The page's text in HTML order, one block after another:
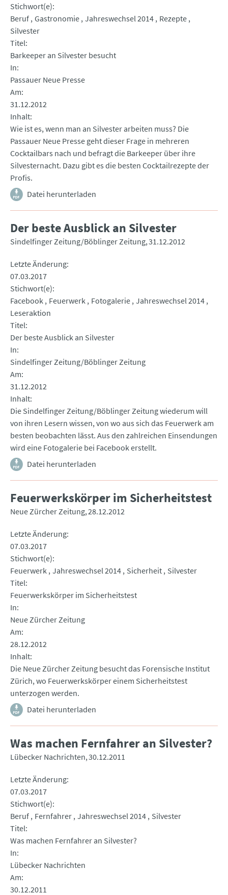
Stichwort(e)
Beruf Gastronomie Jahreswechsel 2014 Rezepte
Silvester
Titel
Barkeeper an Silvester besucht
In
Passauer Neue Presse
Am
31.12.2012
Inhalt
Wie ist es, wenn man an Silvester arbeiten muss? Die
Passauer Neue Presse geht dieser Frage in mehreren
Cocktailbars nach und befragt die Barkeeper über ihre
Silvesternacht. Dazu gibt es die besten Cocktailrezepte der
Profis.
Datei herunterladen
Der beste Ausblick an Silvester
Sindelfinger Zeitung/Böblinger Zeitung 31.12.2012
Letzte Änderung
07.03.2017
Stichwort(e)
Facebook Feuerwerk Fotogalerie Jahreswechsel 2014
Leseraktion
Titel
Der beste Ausblick an Silvester
In
Sindelfinger Zeitung/Böblinger Zeitung
Am
31.12.2012
Inhalt
Die Sindelfinger Zeitung/Böblinger Zeitung wiederum will
von ihren Lesern wissen, von wo aus sich das Feuerwerk am
besten beobachten lässt. Aus den zahlreichen Einsendungen
wird eine Fotogalerie bei Facebook erstellt.
Datei herunterladen
Feuerwerkskörper im Sicherheitstest
Neue Zürcher Zeitung 28.12.2012
Letzte Änderung
07.03.2017
Stichwort(e)
Feuerwerk Jahreswechsel 2014 Sicherheit Silvester
Titel
Feuerwerkskörper im Sicherheitstest
In
Neue Zürcher Zeitung
Am
28.12.2012
Inhalt
Die Neue Zürcher Zeitung besucht das Forensische Institut
Zürich, wo Feuerwerkskörper einem Sicherheitstest
unterzogen werden.
Datei herunterladen
Was machen Fernfahrer an Silvester?
Lübecker Nachrichten 30.12.2011
Letzte Änderung
07.03.2017
Stichwort(e)
Beruf Fernfahrer Jahreswechsel 2014 Silvester
Titel
Was machen Fernfahrer an Silvester?
In
Lübecker Nachrichten
Am
30.12.2011